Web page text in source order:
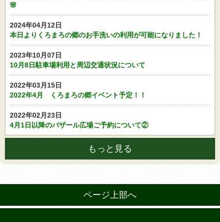
🌸
2024年04月12日
本日よりくろまろの郷のお手洗いの利用が可能になりました！
2023年10月07日
10月8日駐車場利用と周辺交通状況について
2022年03月15日
2022年4月 くろまろの郷イベント予定！！
2022年02月23日
4月1日以降のバザール広場ご予約について②
もっと見る
ページ上部へ